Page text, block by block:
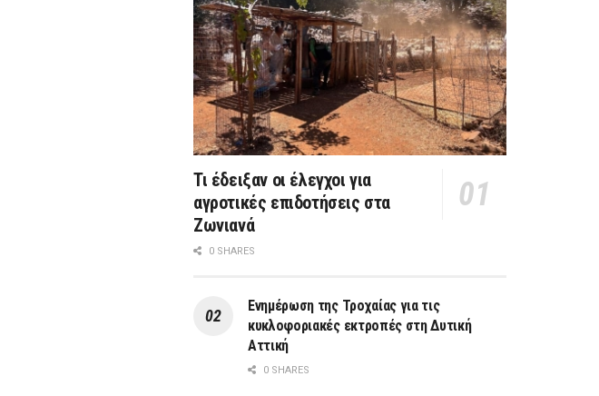
Τι έδειξαν οι έλεγχοι για
αγροτικές επιδοτήσεις στα
Ζωνιανά
0 SHARES
Ενημέρωση της Τροχαίας για τις
κυκλοφοριακές εκτροπές στη Δυτική
Αττική
0 SHARES